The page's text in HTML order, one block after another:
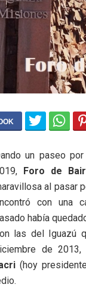
un paseo
Foro de
al pasar
con una
había
las del Iguazú
de
(hoy